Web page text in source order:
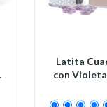
Latita
con